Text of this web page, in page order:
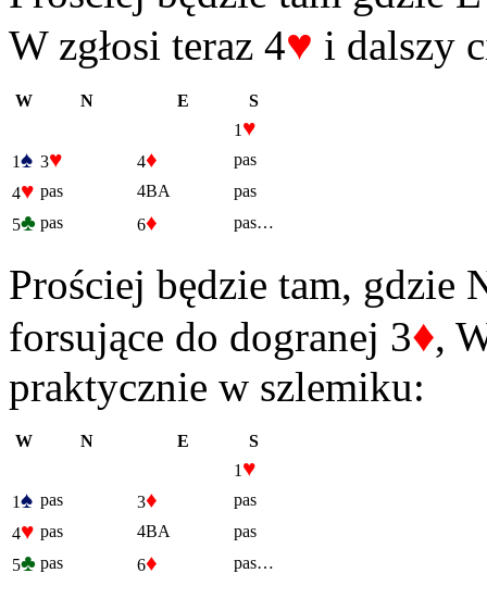
W zgłosi teraz 4♥ i dalszy
W N E
S
1 ♥
1♠ 3♥ 4♦
pas
4♥ pas 4BA
pas
5♣ pas 6♦ pas…
Prościej będzie tam, gdzie
forsujące do dogranej 3♦,
praktycznie w szlemiku:
W N E
S
1 ♥
1♠ pas 3♦
pas
4♥ pas 4BA
pas
5♣ pas 6♦ pas…